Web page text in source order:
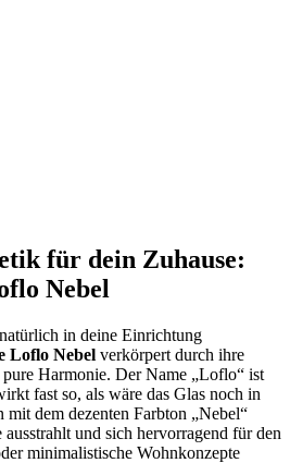
für dein Zuhause:
Nebel
in deine Einrichtung
Loflo Nebel verkörpert durch ihre
Harmonie. Der Name „Loflo“ ist
fast so, als wäre das Glas noch in
dem dezenten Farbton „Nebel“
und sich hervorragend für den
minimalistische Wohnkonzepte